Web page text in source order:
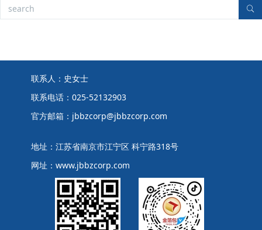
联系人：史女士
联系电话：025-52132903
官方邮箱：jbbzcorp@jbbzcorp.com
地址：江苏省南京市江宁区 科宁路318号
网址：www.jbbzcorp.com